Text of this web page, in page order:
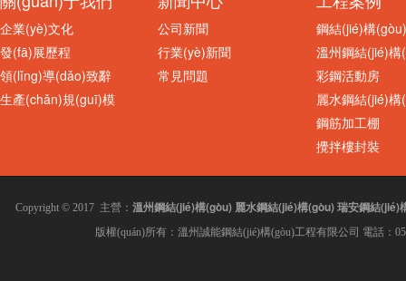
企業(yè)文化
發(fā)展歷程
領(lǐng)導(dǎo)致辭
生產(chǎn)規(guī)模
公司新聞
行業(yè)新聞
常見問題
鋼結(jié)構
溫州鋼結(jié)構
彩鋼活動房
麗水鋼結(jié)構
鋼筋加工棚
攪拌樓封裝
Copyright © 2017 主營： 溫州鋼結(jié)構(gòu) 麗水鋼結(jié)構(gòu)瑞安鋼結(jié)
版權(quán)所有：溫州誠能鋼結(jié)構(gòu)工程有限公司 電話：